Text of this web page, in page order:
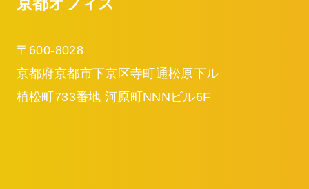
〒600-8028
京都府京都市下京区寺町通松原下ル
植松町733番地 河原町NNNビル6F